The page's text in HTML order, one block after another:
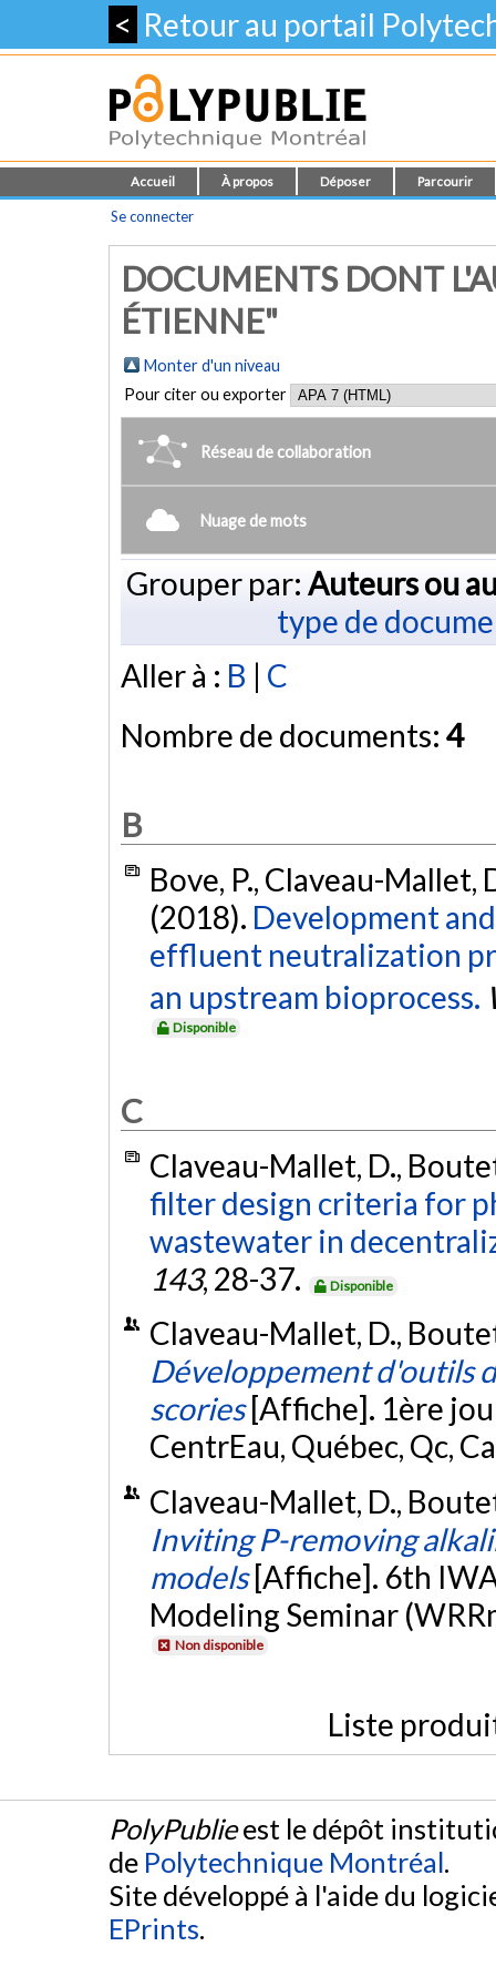
< Retour au portail
Accueil À propos Déposer Parcourir
Se connecter
DOCUMENTS DONT
ÉTIENNE"
Monter d'un niveau
Pour citer ou exporter
Réseau de collaboration
Nuage de mots
Grouper par: Auteurs ou
type de
Aller à : B | C
Nombre de documents: 4
B
Bove, P., Claveau-Mallet,
(2018). Development
effluent neutralization
an upstream bioprocess.
Disponible
C
Claveau-Mallet, D.,
filter design criteria for
wastewater in
143, 28-37. Disponible
Claveau-Mallet, D.,
Développement d'outils
scories [Affiche]. 1ère
CentrEau, Québec, Qc,
Claveau-Mallet, D.,
Inviting P-removing
models [Affiche]. 6th
Modeling Seminar
Non disponible
Liste
PolyPublieest le dépôt
de Polytechnique Montréal.
Site développé à l'aide du
EPrints.